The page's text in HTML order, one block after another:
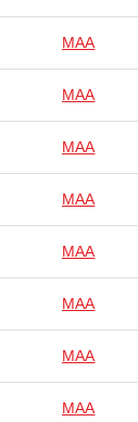
MAA
MAA
MAA
MAA
MAA
MAA
MAA
MAA